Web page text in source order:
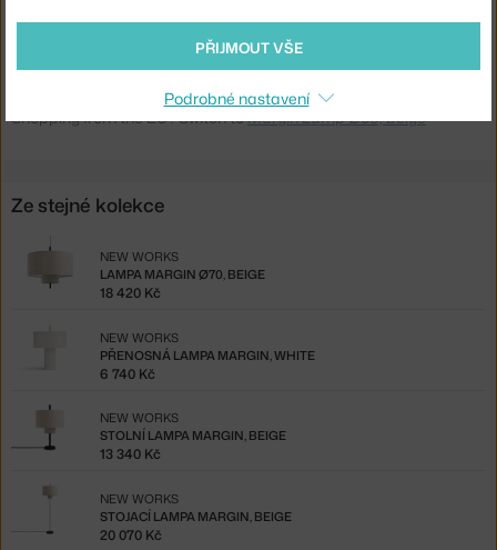
5712826213100
Ste zo Slovenska? Prejdite naLampa Margin Ø50, beige
Shopping from the EU? Switch toMargin Lamp Ø50, beige
Ze stejné kolekce
LAMPA MARGIN Ø70, BEIGE
NEW WORKS
18 420 Kč
PŘENOSNÁ LAMPA MARGIN, WHITE
NEW WORKS
6 740 Kč
STOLNÍ LAMPA MARGIN, BEIGE
NEW WORKS
13 340 Kč
STOJACÍ LAMPA MARGIN, BEIGE
NEW WORKS
20 070 Kč
PŘIJMOUT VŠE
Podrobné nastavení